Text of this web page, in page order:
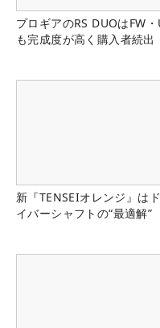
プロギアのRS DUOはFW・
も完成度が高く購入者続出
新『TENSEIオレンジ』は
イバーシャフトの“最適解”